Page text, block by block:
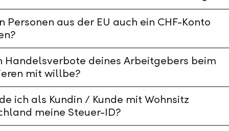
Personen aus der EU auch ein CHF-Konto
Handelsverbote deines Arbeitgebers beim
mit willbe?
ich als Kundin / Kunde mit Wohnsitz
meine Steuer-ID?